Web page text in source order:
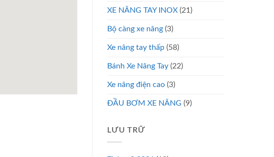
XE NÂNG TAY INOX (21)
Bộ càng xe nâng (3)
Xe nâng tay thấp (58)
Bánh Xe Nâng Tay (22)
Xe nâng điện cao (3)
ĐẦU BƠM XE NÂNG (9)
LƯU TRỮ